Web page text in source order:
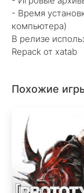
- Время
компьютера)
В релизе
Repack от xatab
Похожие